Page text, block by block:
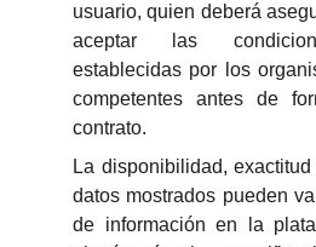
usuario, quien deberá
aceptar las
establecidas por los
competentes antes de
contrato.
La disponibilidad,
datos mostrados pueden
de información en la